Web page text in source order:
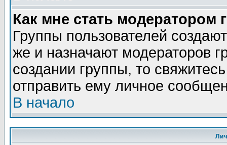
Как мне стать модератором
Группы пользователей
же и назначают модераторов
создании группы, то
отправить ему личное
В начало